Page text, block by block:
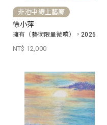
非池中線上藝廊
徐小萍
擁有（藝術限量微噴），2026
NT$ 12,000